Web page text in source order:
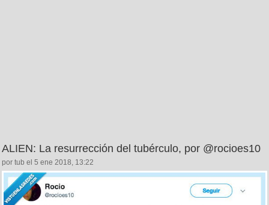
ALIEN: La resurrección del tubérculo, por @rocioes10